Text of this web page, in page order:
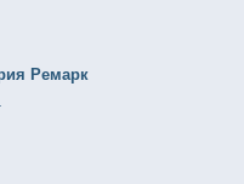
Ремарк